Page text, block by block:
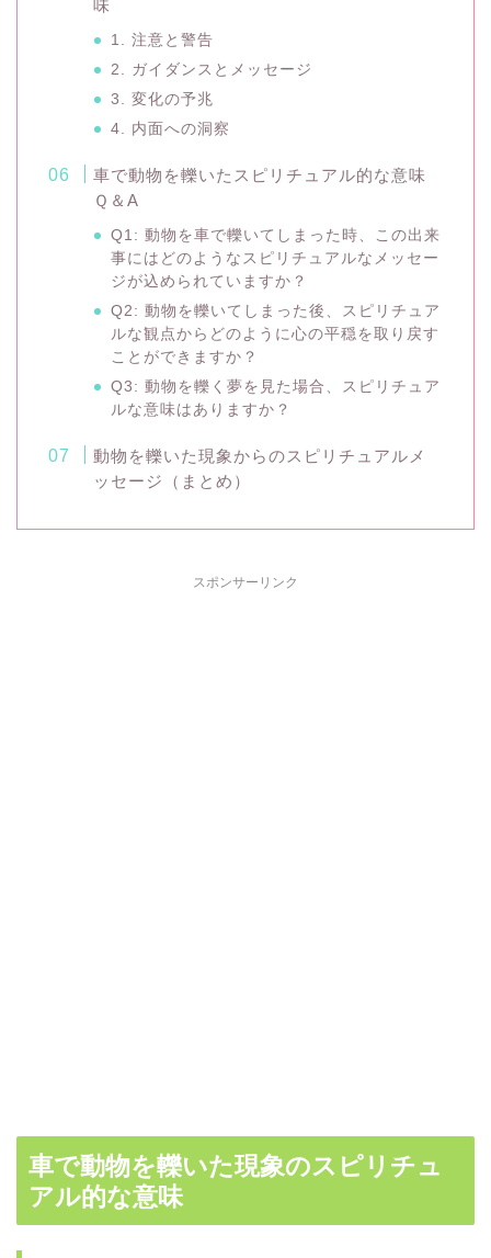
味
1. 注意と警告
2. ガイダンスとメッセージ
3. 変化の予兆
4. 内面への洞察
車で動物を轢いたスピリチュアル的な意味
Ｑ＆A
Q1: 動物を車で轢いてしまった時、この出来
事にはどのようなスピリチュアルなメッセー
ジが込められていますか？
Q2: 動物を轢いてしまった後、スピリチュア
ルな観点からどのように心の平穏を取り戻す
ことができますか？
Q3: 動物を轢く夢を見た場合、スピリチュア
ルな意味はありますか？
動物を轢いた現象からのスピリチュアルメ
ッセージ（まとめ）
スポンサーリンク
車で動物を轢いた現象のスピリチュ
アル的な意味